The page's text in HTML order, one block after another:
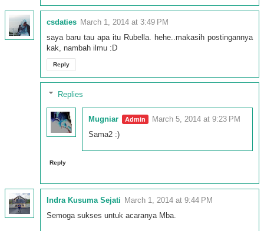
csdaties March 1, 2014 at 3:49 PM
saya baru tau apa itu Rubella. hehe..makasih postingannya
kak, nambah ilmu :D
Reply
Replies
Mugniar
March 5, 2014 at 9:23 PM
Sama2 :)
Reply
Indra Kusuma Sejati March 1, 2014 at 9:44 PM
Semoga sukses untuk acaranya Mba.